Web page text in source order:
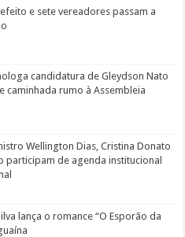
e sete vereadores passam a
candidatura de Gleydson Nato
caminhada rumo à Assembleia
Wellington Dias, Cristina Donato
participam de agenda institucional
lança o romance “O Esporão da